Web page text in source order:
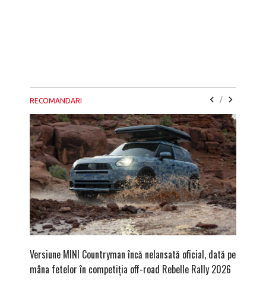
RECOMANDARI /
Versiune MINI Countryman încă nelansată oficial, dată pe
mâna fetelor în competiția off-road Rebelle Rally 2026